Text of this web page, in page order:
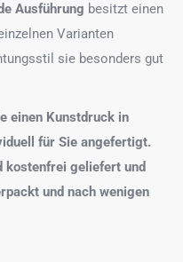
Ausführung besitzt einen
Varianten
sie besonders gut
einen Kunstdruck in
für Sie angefertigt.
kostenfrei geliefert und
und nach wenigen